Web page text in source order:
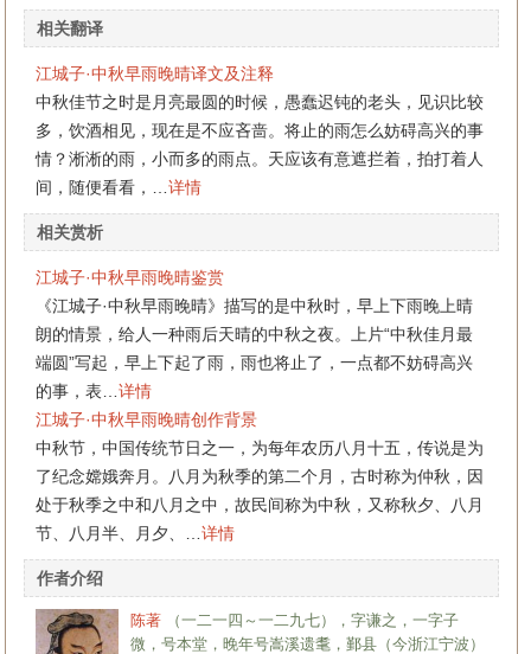
相关翻译
江城子·中秋早雨晚晴译文及注释
中秋佳节之时是月亮最圆的时候，愚蠢迟钝的老头，见识比较
多，饮酒相见，现在是不应吝啬。将止的雨怎么妨碍高兴的事
情？淅淅的雨，小而多的雨点。天应该有意遮拦着，拍打着人
间，随便看看，…详情
相关赏析
江城子·中秋早雨晚晴鉴赏
《江城子·中秋早雨晚晴》描写的是中秋时，早上下雨晚上晴
朗的情景，给人一种雨后天晴的中秋之夜。上片“中秋佳月最
端圆”写起，早上下起了雨，雨也将止了，一点都不妨碍高兴
的事，表…详情
江城子·中秋早雨晚晴创作背景
中秋节，中国传统节日之一，为每年农历八月十五，传说是为
了纪念嫦娥奔月。八月为秋季的第二个月，古时称为仲秋，因
处于秋季之中和八月之中，故民间称为中秋，又称秋夕、八月
节、八月半、月夕、…详情
作者介绍
陈著
（一二一四～一二九七），字谦之，一字子
微，号本堂，晚年号嵩溪遗耄，鄞县（今浙江宁波）